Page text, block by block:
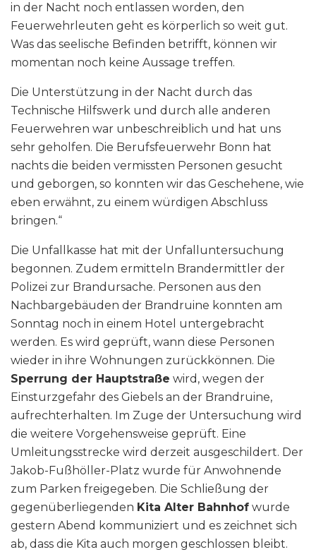
in der Nacht noch entlassen worden, den
Feuerwehrleuten geht es körperlich so weit gut.
Was das seelische Befinden betrifft, können wir
momentan noch keine Aussage treffen.
Die Unterstützung in der Nacht durch das
Technische Hilfswerk und durch alle anderen
Feuerwehren war unbeschreiblich und hat uns
sehr geholfen. Die Berufsfeuerwehr Bonn hat
nachts die beiden vermissten Personen gesucht
und geborgen, so konnten wir das Geschehene, wie
eben erwähnt, zu einem würdigen Abschluss
bringen.“
Die Unfallkasse hat mit der Unfalluntersuchung
begonnen. Zudem ermitteln Brandermittler der
Polizei zur Brandursache. Personen aus den
Nachbargebäuden der Brandruine konnten am
Sonntag noch in einem Hotel untergebracht
werden. Es wird geprüft, wann diese Personen
wieder in ihre Wohnungen zurückkönnen. Die
Sperrung der Hauptstraße wird, wegen der
Einsturzgefahr des Giebels an der Brandruine,
aufrechterhalten. Im Zuge der Untersuchung wird
die weitere Vorgehensweise geprüft. Eine
Umleitungsstrecke wird derzeit ausgeschildert. Der
Jakob-Fußhöller-Platz wurde für Anwohnende
zum Parken freigegeben. Die Schließung der
gegenüberliegenden Kita Alter Bahnhof wurde
gestern Abend kommuniziert und es zeichnet sich
ab, dass die Kita auch morgen geschlossen bleibt.